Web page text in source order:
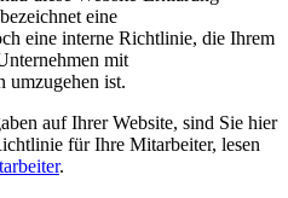
eine
eine interne Richtlinie, die Ihrem
mit
umzugehen ist.
auf Ihrer Website, sind Sie hier
für Ihre Mitarbeiter, lesen
.